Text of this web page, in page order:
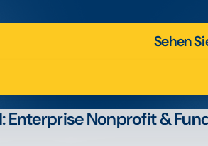
Sehen
Enterprise Nonprofit &